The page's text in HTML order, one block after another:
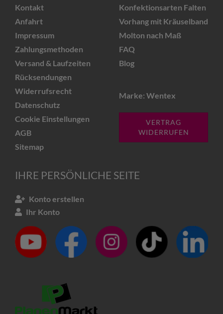
Kontakt
Anfahrt
Impressum
Zahlungsmethoden
Versand & Laufzeiten
Rücksendungen
Widerrufsrecht
Datenschutz
Cookie Einstellungen
AGB
Sitemap
Konfektionsarten Falten
Vorhang mit Kräuselband
Molton nach Maß
FAQ
Blog
Marke: Wentex
VERTRAG
WIDERRUFEN
IHRE PERSÖNLICHE SEITE
Konto erstellen
Ihr Konto